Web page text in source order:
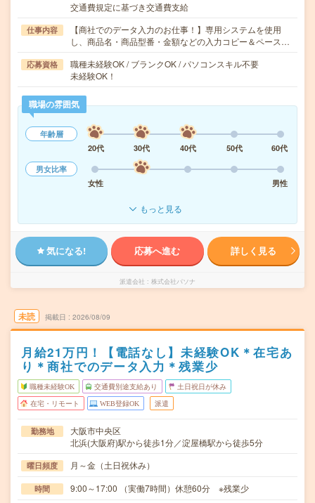
交通費規定に基づき交通費支給
仕事内容
【商社でのデータ入力のお仕事！】専用システムを使用
し、商品名・商品型番・金額などの入力コピー＆ペース…
応募資格
職種未経験OK / ブランクOK / パソコンスキル不要
未経験OK！
職場の雰囲気
年齢層
20代
30代 40代 50代
60代
男女比率
女性
男性
もっと見る
気になる! 応募へ進む 詳しく見る
派遣会社 株式会社パソナ
未読 掲載日 2026/08/09
月給21万円！【電話なし】未経験OK＊在宅あ
り＊商社でのデータ入力＊残業少
職種未経験OK 交通費別途支給あり 土日祝日が休み
在宅・リモート WEB登録OK 派遣
勤務地
大阪市中央区
北浜(大阪府)駅から徒歩1分／淀屋橋駅から徒歩5分
曜日頻度 月～金（土日祝休み）
時間 9:00～17:00 （実働7時間）休憩60分 ※残業少